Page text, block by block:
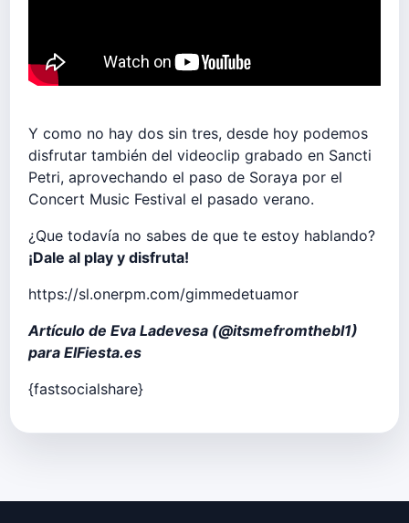
Y como no hay dos sin tres, desde hoy podemos
disfrutar también del videoclip grabado en Sancti
Petri, aprovechando el paso de Soraya por el
Concert Music Festival el pasado verano.
¿Que todavía no sabes de que te estoy hablando?
¡Dale al play y disfruta!
https://sl.onerpm.com/gimmedetuamor
Artículo de Eva Ladevesa (@itsmefromthebl1)
para ElFiesta.es
{fastsocialshare}